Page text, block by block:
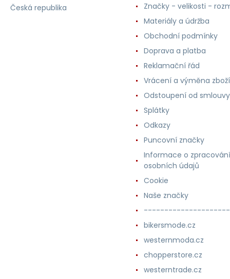
Česká republika
Značky - velikosti -
Materiály a údržba
Obchodní podmínky
Doprava a platba
Reklamační řád
Vrácení a výměna zboží
Odstoupení od smlouvy
Splátky
Odkazy
Puncovní značky
Informace o zpracování
osobních údajů
Cookie
Naše značky
bikersmode.cz
westernmoda.cz
chopperstore.cz
westerntrade.cz